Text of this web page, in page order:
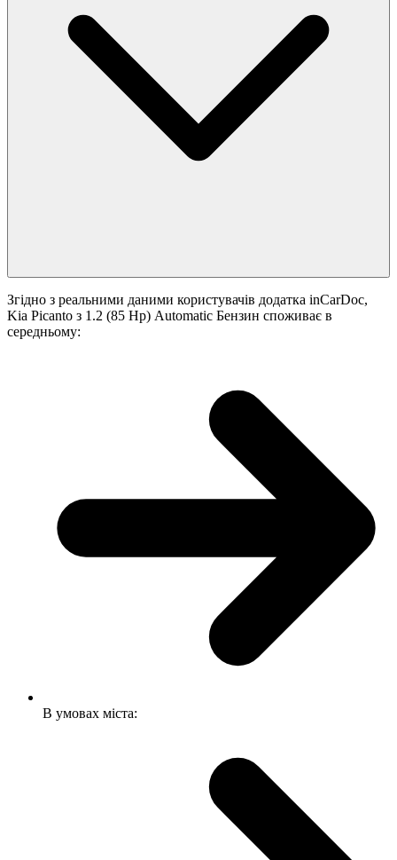
Згідно з реальними даними користувачів додатка inCarDoc,
Kia Picanto з 1.2 (85 Hp) Automatic Бензин споживає в
середньому:
В умовах міста: